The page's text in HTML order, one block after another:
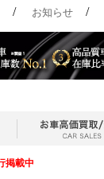
/ お知らせ /
掲載中